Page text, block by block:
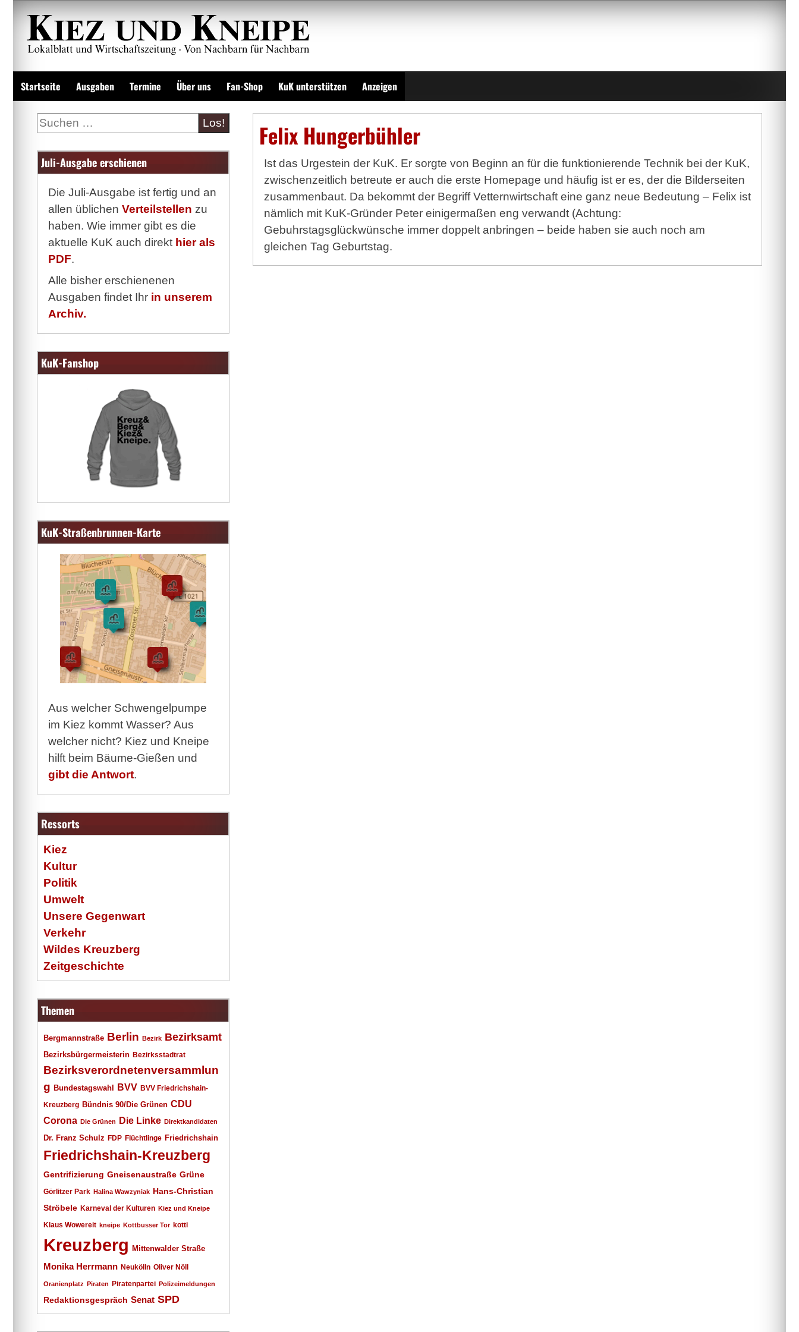
Zum
Inhalt
springen
Startseite Ausgaben Termine Über uns Fan-Shop KuK unterstützen Anzeigen
Felix Hungerbühler
Ist das Urgestein der KuK. Er sorgte von Beginn an für die funktionierende Technik bei der KuK,
zwischenzeitlich betreute er auch die erste Homepage und häufig ist er es, der die Bilderseiten
zusammenbaut. Da bekommt der Begriff Vetternwirtschaft eine ganz neue Bedeutung – Felix ist
nämlich mit KuK-Gründer Peter einigermaßen eng verwandt (Achtung:
Gebuhrstagsglückwünsche immer doppelt anbringen – beide haben sie auch noch am
gleichen Tag Geburtstag.
Suche
Juli-Ausgabe erschienen
Die Juli-Ausgabe ist fertig und an
allen üblichen Verteilstellen zu
haben. Wie immer gibt es die
aktuelle KuK auch direkt hier als
PDF.
Alle bisher erschienenen
Ausgaben findet Ihr in unserem
Archiv.
KuK-Fanshop
KuK-Straßenbrunnen-Karte
Aus welcher Schwengelpumpe
im Kiez kommt Wasser? Aus
welcher nicht? Kiez und Kneipe
hilft beim Bäume-Gießen und
gibt die Antwort.
Ressorts
Kiez
Kultur
Politik
Umwelt
Unsere Gegenwart
Verkehr
Wildes Kreuzberg
Zeitgeschichte
Themen
Bergmannstraße Berlin Bezirk Bezirksamt
Bezirksbürgermeisterin Bezirksstadtrat
Bezirksverordnetenversammlun
g Bundestagswahl BVV BVV Friedrichshain-
Kreuzberg Bündnis 90/Die Grünen CDU
Corona Die Grünen Die Linke Direktkandidaten
Dr. Franz Schulz FDP Flüchtlinge Friedrichshain
Friedrichshain-Kreuzberg
Gentrifizierung Gneisenaustraße Grüne
Görlitzer Park Halina Wawzyniak Hans-Christian
Ströbele Karneval der Kulturen Kiez und Kneipe
Klaus Wowereit kneipe Kottbusser Tor kotti
Kreuzberg Mittenwalder Straße
Monika Herrmann Neukölln Oliver Nöll
Oranienplatz Piraten Piratenpartei Polizeimeldungen
Redaktionsgespräch Senat SPD